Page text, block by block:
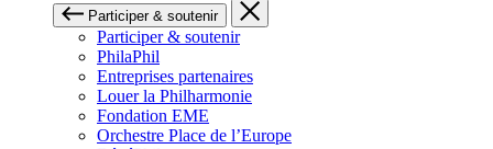
Participer & soutenir
Participer & soutenir
PhilaPhil
Entreprises partenaires
Louer la Philharmonie
Fondation EME
Orchestre Place de l’Europe